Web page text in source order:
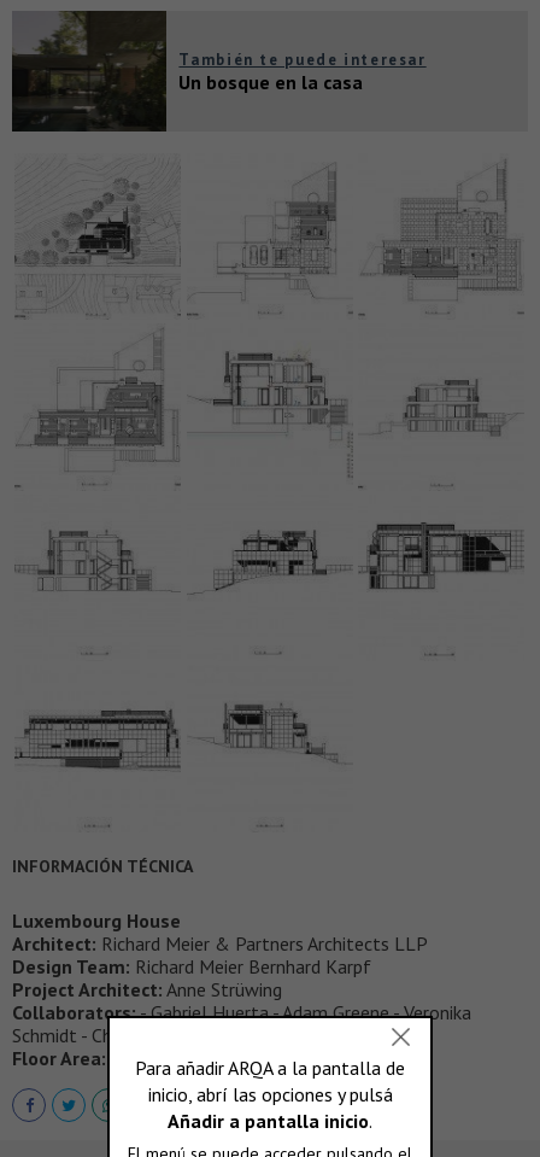
También te puede interesar
Un bosque en la casa
INFORMACIÓN TÉCNICA
Luxembourg House
Architect: Richard Meier & Partners Architects LLP
Design Team: Richard Meier Bernhard Karpf
Project Architect: Anne Strüwing
Collaborators:- Gabriel Huerta - Adam Greene - Veronika
Schmidt - Christian Tschoeke
Floor Area: 975 s.m.